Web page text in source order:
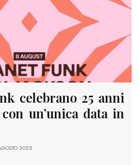
celebrano 25 anni
un’unica data in
2025